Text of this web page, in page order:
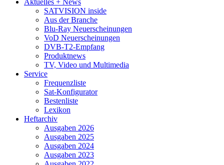
Aktuelles + News
SATVISION inside
Aus der Branche
Blu-Ray Neuerscheinungen
VoD Neuerscheinungen
DVB-T2-Empfang
Produktnews
TV, Video und Multimedia
Service
Frequenzliste
Sat-Konfigurator
Bestenliste
Lexikon
Heftarchiv
Ausgaben 2026
Ausgaben 2025
Ausgaben 2024
Ausgaben 2023